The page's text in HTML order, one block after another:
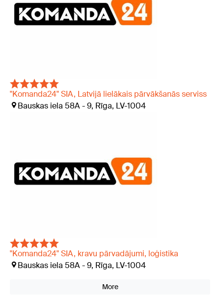
"Komanda24" SIA, Latvijā lielākais pārvākšanās serviss
Bauskas iela 58A - 9, Rīga, LV-1004
"Komanda24" SIA, kravu pārvadājumi, loģistika
Bauskas iela 58A - 9, Rīga, LV-1004
More